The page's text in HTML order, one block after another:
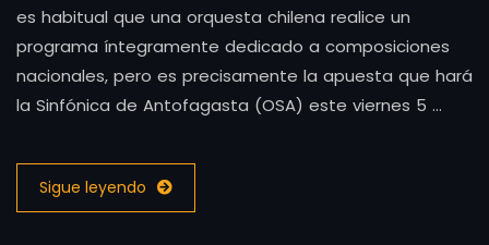
es habitual que una orquesta chilena realice un
programa íntegramente dedicado a composiciones
nacionales, pero es precisamente la apuesta que hará
la Sinfónica de Antofagasta (OSA) este viernes 5 …
Sigue leyendo